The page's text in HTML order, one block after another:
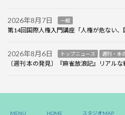
2026年8月7日 一般
第14回国際人権入門講座「人権が危ない、
2026年8月6日 トップニュース 週刊・本
〔週刊 本の発見〕『麻雀放浪記』リアル
MENU HOME スタジオMAP